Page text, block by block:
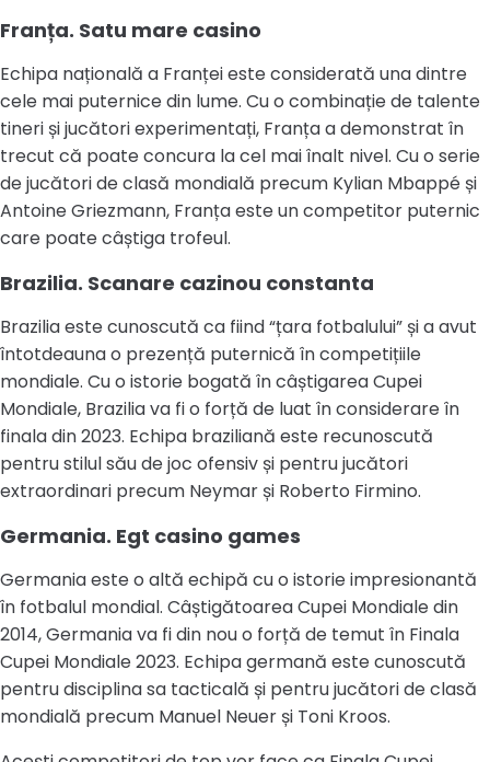
Franța. Satu mare casino
Echipa națională a Franței este considerată una dintre
cele mai puternice din lume. Cu o combinație de talente
tineri și jucători experimentați, Franța a demonstrat în
trecut că poate concura la cel mai înalt nivel. Cu o serie
de jucători de clasă mondială precum Kylian Mbappé și
Antoine Griezmann, Franța este un competitor puternic
care poate câștiga trofeul.
Brazilia. Scanare cazinou constanta
Brazilia este cunoscută ca fiind “țara fotbalului” și a avut
întotdeauna o prezență puternică în competițiile
mondiale. Cu o istorie bogată în câștigarea Cupei
Mondiale, Brazilia va fi o forță de luat în considerare în
finala din 2023. Echipa braziliană este recunoscută
pentru stilul său de joc ofensiv și pentru jucători
extraordinari precum Neymar și Roberto Firmino.
Germania. Egt casino games
Germania este o altă echipă cu o istorie impresionantă
în fotbalul mondial. Câștigătoarea Cupei Mondiale din
2014, Germania va fi din nou o forță de temut în Finala
Cupei Mondiale 2023. Echipa germană este cunoscută
pentru disciplina sa tacticală și pentru jucători de clasă
mondială precum Manuel Neuer și Toni Kroos.